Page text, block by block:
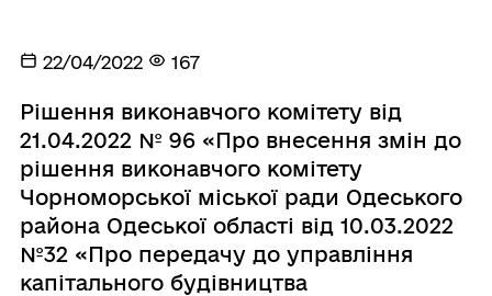
22/04/2022 167
Рішення виконавчого комітету від
21.04.2022 № 96 «Про внесення змін до
рішення виконавчого комітету
Чорноморської міської ради Одеського
района Одеської області від 10.03.2022
№32 «Про передачу до управління
капітального будівництва